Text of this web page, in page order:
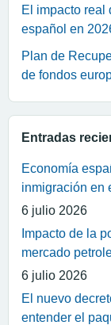
El impacto real
español en
Plan de
de fondos
Entradas
Economía
inmigración en
6 julio 2026
Impacto de la
mercado
6 julio 2026
El nuevo
entender el